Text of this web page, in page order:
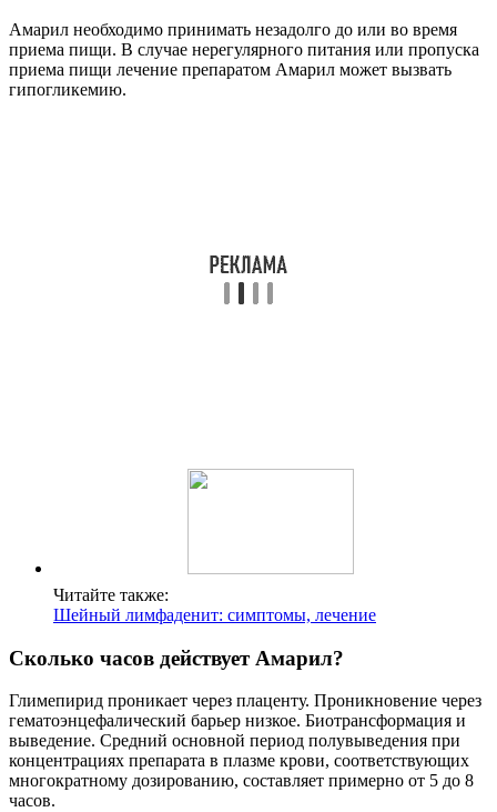
Амарил необходимо принимать незадолго до или во время
приема пищи. В случае нерегулярного питания или пропуска
приема пищи лечение препаратом Амарил может вызвать
гипогликемию.
Читайте также:
Шейный лимфаденит: симптомы, лечение
Сколько часов действует Амарил?
Глимепирид проникает через плаценту. Проникновение через
гематоэнцефалический барьер низкое. Биотрансформация и
выведение. Средний основной период полувыведения при
концентрациях препарата в плазме крови, соответствующих
многократному дозированию, составляет примерно от 5 до 8
часов.